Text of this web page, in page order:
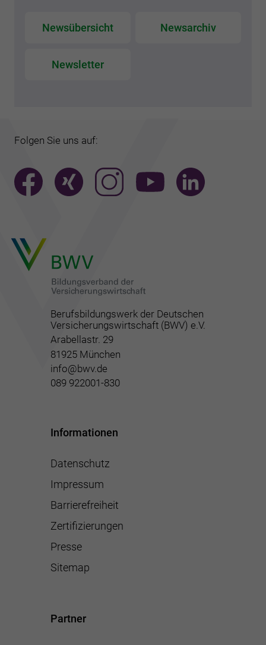
Newsübersicht Newsarchiv
Newsletter
Folgen Sie uns auf:
Berufsbildungswerk der Deutschen
Versicherungswirtschaft (BWV) e.V.
Arabellastr. 29
81925 München
info@bwv.de
089 922001-830
Informationen
Datenschutz
Impressum
Barrierefreiheit
Zertifizierungen
Presse
Sitemap
Partner